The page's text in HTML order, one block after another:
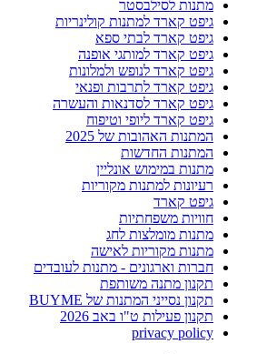
מתנות לסילבסטר
גיפט קארד למתנות קולינריות
גיפט קארד לבתי ספא
גיפט קארד למותגי אופנה
גיפט קארד לנופש ולמלונות
גיפט קארד לתרבות ופנאי
גיפט קארד לסדנאות והעשרה
גיפט קארד ליופי וטיפוח
המתנות האהובות של 2025
המתנות החדשות
מתנות במימוש אונליין
רעיונות למתנות מקוריות
גיפט קארד
חוויות משפחתיות
מתנות מומלצות לחג
מתנות מקוריות לאישה
חברות וארגונים - מתנות לעובדים
תקנון מתנה משותפת
תקנון נסייני המתנות של BUYME
תקנון פעילות ט"ו באב 2026
privacy policy